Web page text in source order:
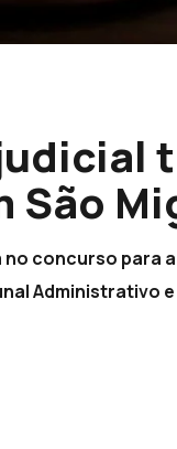
São
concurso para
Administrativo